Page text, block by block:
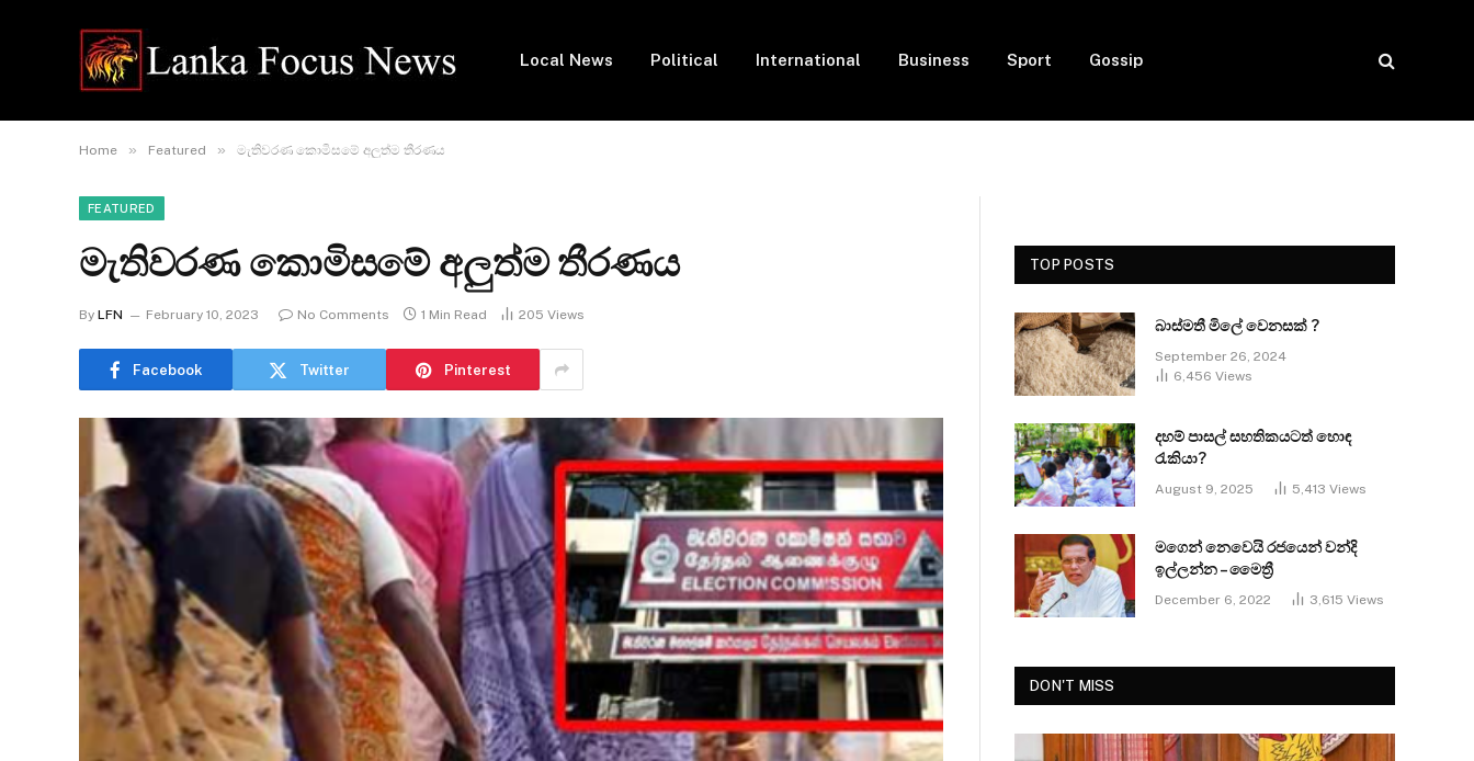
Local News Political International Business Sport Gossip
Home » Featured » මැතිවරණ කොමිසමේ අලුත්ම තීරණය
FEATURED
මැතිවරණ කොමිසමේ අලුත්ම තීරණය
By LFN February 10, 2023 No Comments 1 Min Read 205 Views
Facebook Twitter Pinterest
TOP POSTS
බාස්මතී මිලේ වෙනසක් ?
September 26, 2024
6,456 Views
දහම් පාසල් සහතිකයටත් හොඳ
රැකියා?
August 9, 2025 5,413 Views
මගෙන් නෙවෙයි රජයෙන් වන්දි
ඉල්ලන්න – මෛත්‍රී
December 6, 2022 3,615 Views
DON'T MISS